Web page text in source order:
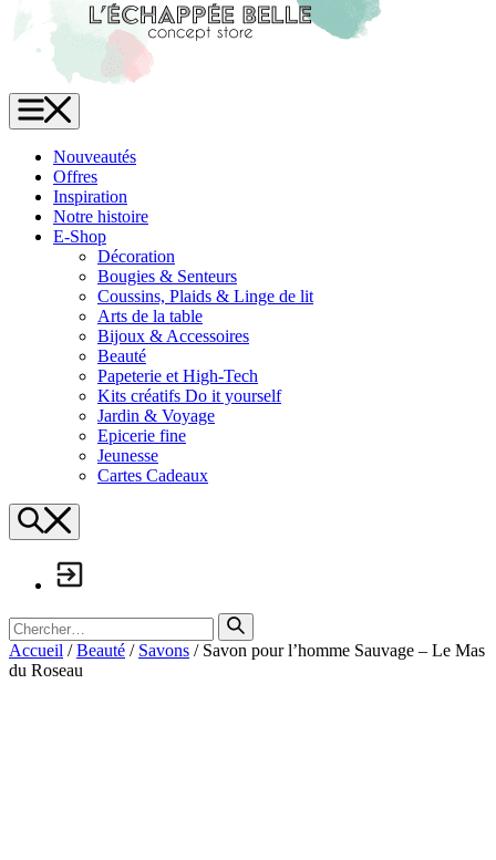
L'Échappée Belle
Menu
Nouveautés
Offres
Inspiration
Notre histoire
E-Shop
Décoration
Bougies & Senteurs
Coussins, Plaids & Linge de lit
Arts de la table
Bijoux & Accessoires
Beauté
Papeterie et High-Tech
Kits créatifs Do it yourself
Jardin & Voyage
Epicerie fine
Jeunesse
Cartes Cadeaux
Search
Search
for
Accueil /Beauté / Savons / Savon pour l’homme Sauvage – Le Mas
du Roseau